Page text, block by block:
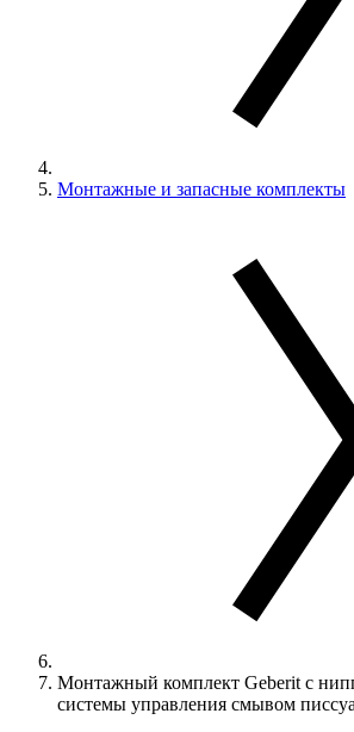
Монтажные и запасные комплекты
Монтажный комплект Geberit с
системы управления смывом